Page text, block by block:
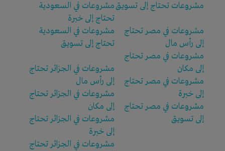
مشروعات تحتاج إلى تسويق
مشروعات في مصر تحتاج
إلى رأس مال
مشروعات في مصر تحتاج
إلى مكان
مشروعات في مصر تحتاج
إلى خبرة
مشروعات في مصر تحتاج
إلى تسويق
مشروعات في السعودية
تحتاج إلى خبرة
مشروعات في السعودية
تحتاج إلى تسويق
مشروعات في الجزائر تحتاج
إلى رأس مال
مشروعات في الجزائر تحتاج
إلى مكان
مشروعات في الجزائر تحتاج
إلى خبرة
مشروعات في الجزائر تحتاج